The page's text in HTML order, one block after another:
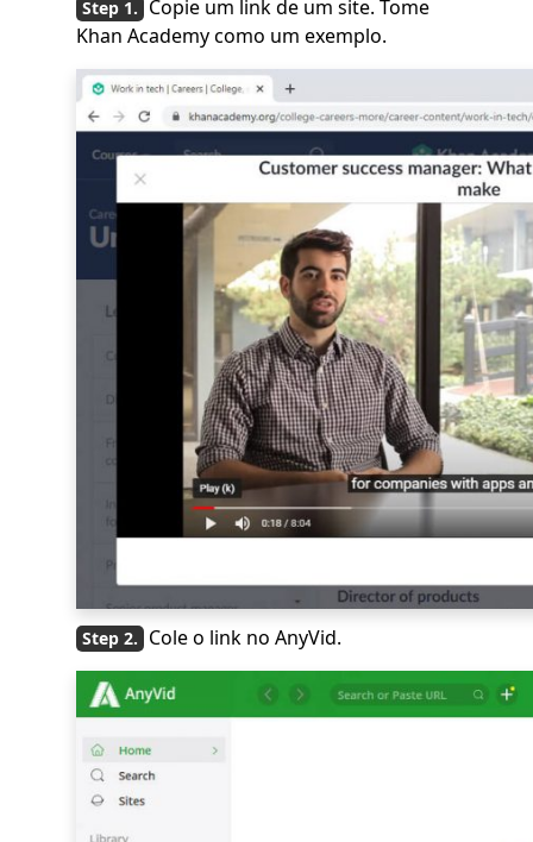
Copie um link de um site. Tome
Khan Academy como um exemplo.
Cole o link no AnyVid.